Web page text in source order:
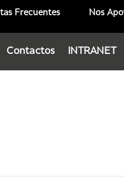
Frecuentes Nos
Contactos INTRANET